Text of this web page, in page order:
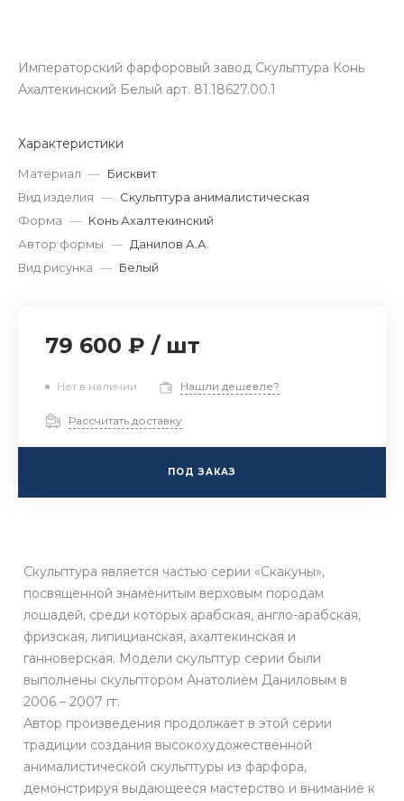
Императорский фарфоровый завод Скульптура Конь
Ахалтекинский Белый арт. 81.18627.00.1
Характеристики
Материал — Бисквит
Вид изделия — Скульптура анималистическая
Форма — Конь Ахалтекинский
Автор формы — Данилов А.А.
Вид рисунка — Белый
79 600 ₽ / шт
Нет в наличии Нашли дешевле?
Рассчитать доставку
ПОД ЗАКАЗ
Скульптура является частью серии «Скакуны»,
посвященной знаменитым верховым породам
лошадей, среди которых арабская, англо-арабская,
фризская, липицианская, ахалтекинская и
ганноверская. Модели скульптур серии были
выполнены скульптором Анатолием Даниловым в
2006 – 2007 гг.
Автор произведения продолжает в этой серии
традиции создания высокохудожественной
анималистической скульптуры из фарфора,
демонстрируя выдающееся мастерство и внимание к